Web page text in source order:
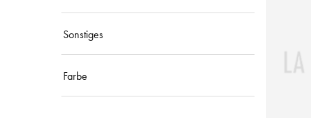
Sonstiges
Farbe